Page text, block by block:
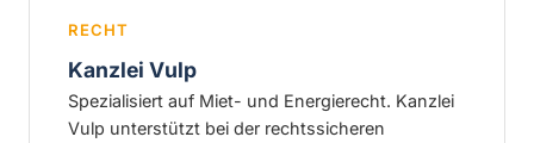
RECHT
Kanzlei Vulp
Spezialisiert auf Miet- und Energierecht. Kanzlei
Vulp unterstützt bei der rechtssicheren